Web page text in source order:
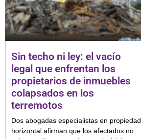
Sin techo ni ley: el vacío
legal que enfrentan los
propietarios de inmuebles
colapsados en los
terremotos
Dos abogadas especialistas en propiedad
horizontal afirman que los afectados no